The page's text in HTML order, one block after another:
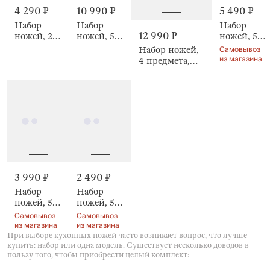
4 290 ₽
Набор
ножей, 2
10 990 ₽
Набор
ножей, 5
12 990 ₽
Набор ножей,
4 предмета,
5 490 ₽
Набор
ножей, 5
предметов,
в
Самовывоз
из магазина
3 990 ₽
Набор
ножей, 5
предметов,
в
подставке,
Course
Самовывоз
из магазина
2 490 ₽
Набор
ножей, 5
предметов,
в
подставке,
Grey steel
Самовывоз
из магазина
При выборе кухонных ножей часто возникает вопрос, что лучше
купить: набор или одна модель. Существует несколько доводов в
пользу того, чтобы приобрести целый комплект: